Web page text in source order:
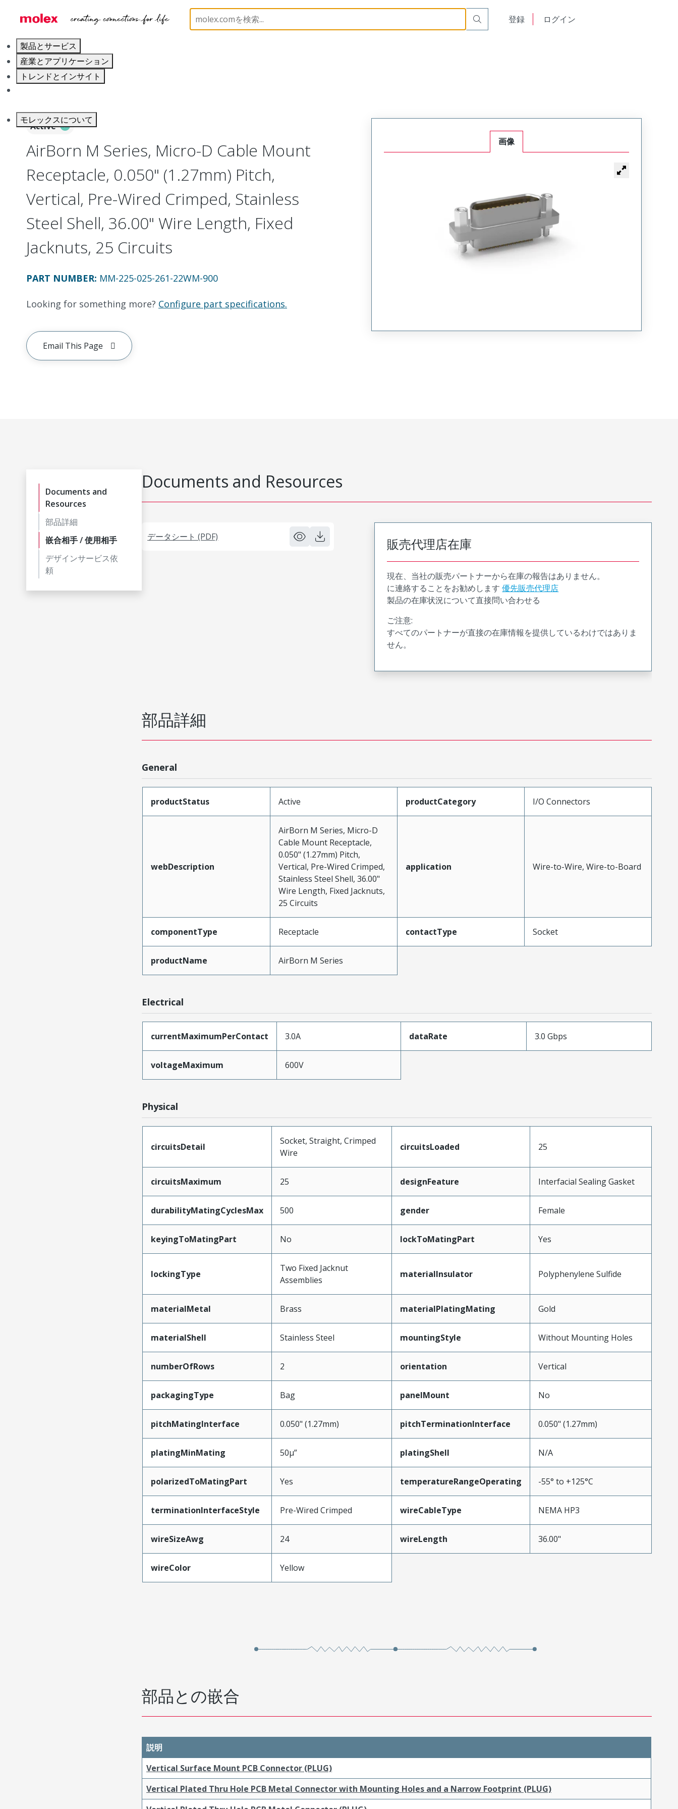
登録 ログイン
製品とサービス
産業とアプリケーション
トレンドとインサイト
モレックスについて
Micro-D, Metal, Cable Mount Receptacle MM-225-025-261-22WM-900
Active
AirBorn M Series, Micro-D Cable Mount
Receptacle, 0.050" (1.27mm) Pitch,
Vertical, Pre-Wired Crimped, Stainless
Steel Shell, 36.00" Wire Length, Fixed
Jacknuts, 25 Circuits
PART NUMBER: MM-225-025-261-22WM-900
Looking for something more? Configure part specifications.
Email This Page
画像
Documents and
Resources
部品詳細
嵌合相手 / 使用相手
デザインサービス依
頼
Documents and Resources
データシート (PDF) 販売代理店在庫
現在、当社の販売パートナーから在庫の報告はありません。
に連絡することをお勧めします 優先販売代理店
製品の在庫状況について直接問い合わせる
ご注意:
すべてのパートナーが直接の在庫情報を提供しているわけではありま
せん。
部品詳細
General
productStatus Active productCategory I/O Connectors
webDescription
AirBorn M Series, Micro-D
Cable Mount Receptacle,
0.050" (1.27mm) Pitch,
Vertical, Pre-Wired Crimped,
Stainless Steel Shell, 36.00"
Wire Length, Fixed Jacknuts,
25 Circuits
application Wire-to-Wire, Wire-to-Board
componentType Receptacle contactType Socket
productName AirBorn M Series
Electrical
currentMaximumPerContact 3.0A dataRate 3.0 Gbps
voltageMaximum 600V
Physical
circuitsDetail
Socket, Straight, Crimped
Wire
circuitsLoaded 25
circuitsMaximum 25 designFeature Interfacial Sealing Gasket
durabilityMatingCyclesMax 500 gender Female
keyingToMatingPart No lockToMatingPart Yes
lockingType
Two Fixed Jacknut
Assemblies
materialInsulator Polyphenylene Sulfide
materialMetal Brass materialPlatingMating Gold
materialShell Stainless Steel mountingStyle Without Mounting Holes
numberOfRows 2 orientation Vertical
packagingType Bag panelMount No
pitchMatingInterface 0.050" (1.27mm) pitchTerminationInterface 0.050" (1.27mm)
platingMinMating 50µ” platingShell N/A
polarizedToMatingPart Yes temperatureRangeOperating -55° to +125°C
terminationInterfaceStyle Pre-Wired Crimped wireCableType NEMA HP3
wireSizeAwg 24 wireLength 36.00"
wireColor Yellow
部品との嵌合
説明
Vertical Surface Mount PCB Connector (PLUG)
Vertical Plated Thru Hole PCB Metal Connector with Mounting Holes and a Narrow Footprint (PLUG)